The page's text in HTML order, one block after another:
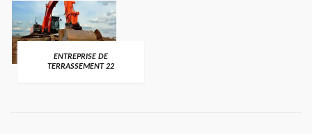
ENTREPRISE DE
TERRASSEMENT 22